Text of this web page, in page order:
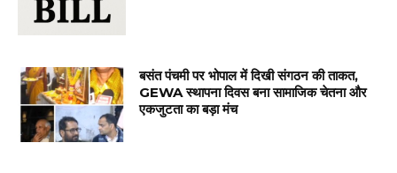
बसंत पंचमी पर भोपाल में दिखी संगठन की ताकत,
GEWA स्थापना दिवस बना सामाजिक चेतना और
एकजुटता का बड़ा मंच